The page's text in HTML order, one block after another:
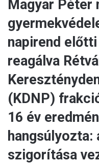
Magyar
napirend
reagálva
(KDNP)
16 év
szigorítása